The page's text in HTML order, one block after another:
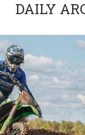
DAILY